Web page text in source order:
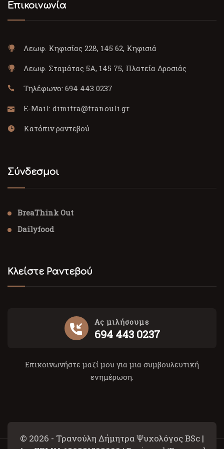
Επικοινωνία
Λεωφ. Κηφισίας 228, 145 62, Κηφισιά
Λεωφ. Σταμάτας 5Α, 145 75, Πλατεία Δροσιάς
Τηλέφωνο: 694 443 0237
E-Mail: dimitra@tranouli.gr
Κατόπιν ραντεβού
Σύνδεσμοι
BreaThink Out
Dailyfood
Κλείστε Ραντεβού
Ας μιλήσουμε
694 443 0237
Επικοινωνήστε μαζί μου για μια συμβουλευτική
ενημέρωση.
© 2026 - Τρανούλη Δήμητρα Ψυχολόγος BSc |